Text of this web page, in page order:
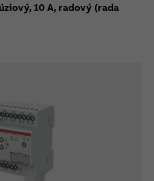
10 A, radový (rada